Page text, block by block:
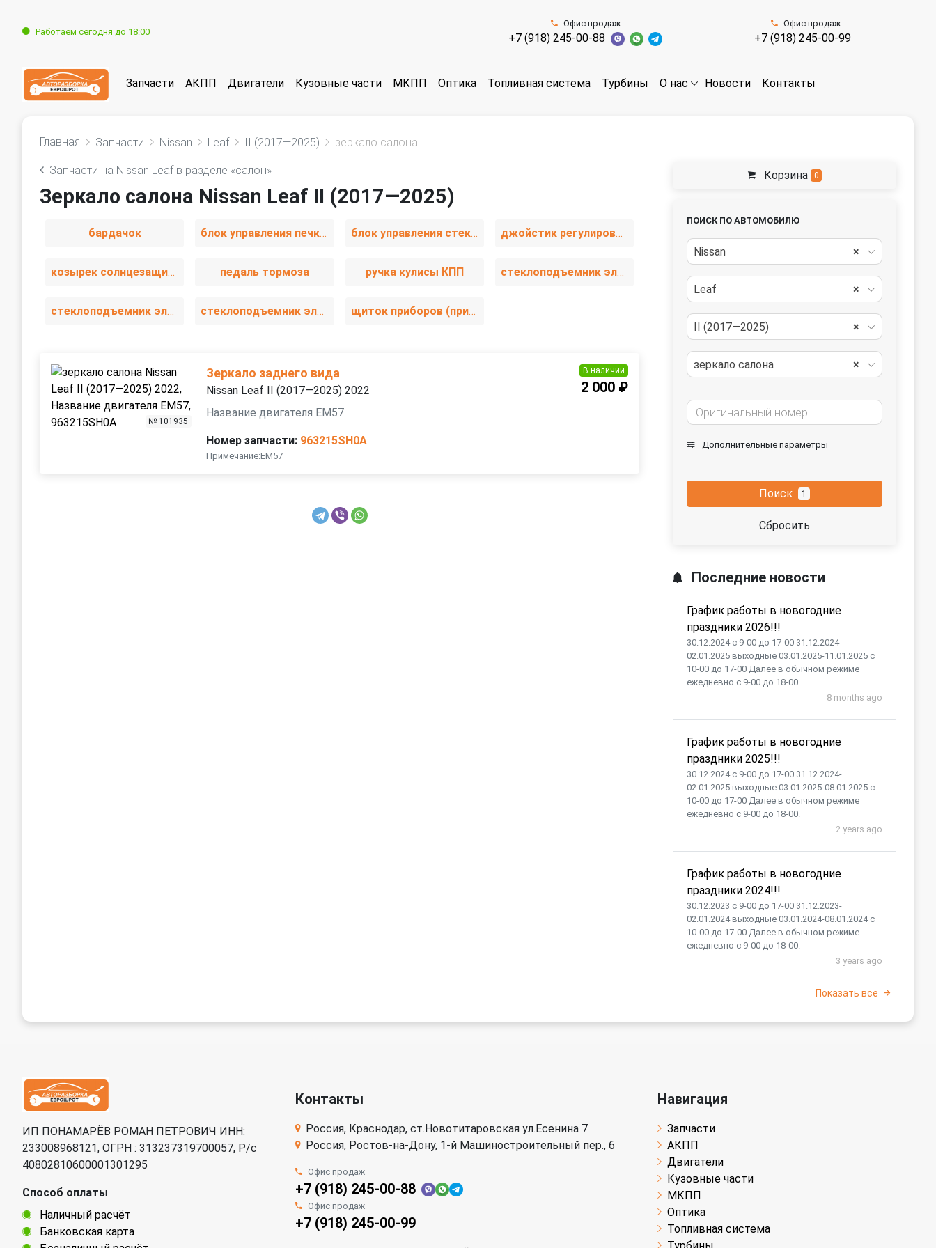
Работаем сегодня до 18:00
Офис продаж
+7 (918) 245-00-88
Офис продаж
+7 (918) 245-00-99
Запчасти АКПП Двигатели Кузовные части МКПП Оптика Топливная система Турбины О нас Новости Контакты
Главная Запчасти Nissan Leaf II (2017—2025) зеркало салона
Запчасти на Nissan Leaf в разделе «салон»
Зеркало салона Nissan Leaf II (2017—2025)
бардачок блок управления печки / климат-контроля блок управления стеклоподъемниками джойстик регулировки зеркал
козырек солнцезащитный педаль тормоза ручка кулисы КПП стеклоподъемник электрический задний левый
стеклоподъемник электрический задний правый стеклоподъемник электрический передний правый щиток приборов (приборная панель)
№ 101935
Зеркало заднего вида
Nissan Leaf II (2017—2025) 2022
Название двигателя EM57
Номер запчасти: 963215SH0A
Примечание:EM57
В наличии
2 000 ₽
Корзина 0
ПОИСК ПО АВТОМОБИЛЮ
×
Nissan
×
Leaf
×
II (2017—2025)
×
зеркало салона
Дополнительные параметры
Поиск 1
Сбросить
Последние новости
График работы в новогодние
праздники 2026!!!
30.12.2024 с 9-00 до 17-00 31.12.2024-
02.01.2025 выходные 03.01.2025-11.01.2025 с
10-00 до 17-00 Далее в обычном режиме
ежедневно с 9-00 до 18-00.
8 months ago
График работы в новогодние
праздники 2025!!!
30.12.2024 с 9-00 до 17-00 31.12.2024-
02.01.2025 выходные 03.01.2025-08.01.2025 с
10-00 до 17-00 Далее в обычном режиме
ежедневно с 9-00 до 18-00.
2 years ago
График работы в новогодние
праздники 2024!!!
30.12.2023 с 9-00 до 17-00 31.12.2023-
02.01.2024 выходные 03.01.2024-08.01.2024 с
10-00 до 17-00 Далее в обычном режиме
ежедневно с 9-00 до 18-00.
3 years ago
Показать все
ИП ПОНАМАРЁВ РОМАН ПЕТРОВИЧ ИНН:
233008968121, ОГРН : 313237319700057, Р/c
40802810600001301295
Способ оплаты
Наличный расчёт
Банковская карта
Контакты
Россия, Краснодар, ст.Новотитаровская ул.Есенина 7
Россия, Ростов-на-Дону, 1-й Машиностроительный пер., 6
Офис продаж
+7 (918) 245-00-88
Офис продаж
+7 (918) 245-00-99
Навигация
Запчасти
АКПП
Двигатели
Кузовные части
МКПП
Оптика
Топливная система